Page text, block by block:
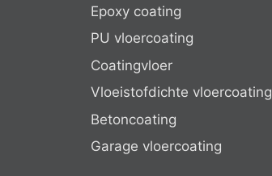
Epoxy coating
PU vloercoating
Coatingvloer
Vloeistofdichte vloercoating
Betoncoating
Garage vloercoating